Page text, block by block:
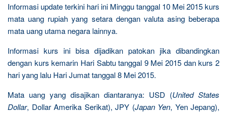
Informasi update terkini hari ini Minggu tanggal 10 Mei 2015 kurs
mata uang rupiah yang setara dengan valuta asing beberapa
mata uang utama negara lainnya.
Informasi kurs ini bisa dijadikan patokan jika dibandingkan
dengan kurs kemarin Hari Sabtu tanggal 9 Mei 2015 dan kurs 2
hari yang lalu Hari Jumat tanggal 8 Mei 2015.
Mata uang yang disajikan diantaranya: USD (United States
Dollar, Dollar Amerika Serikat), JPY (Japan Yen, Yen Jepang),